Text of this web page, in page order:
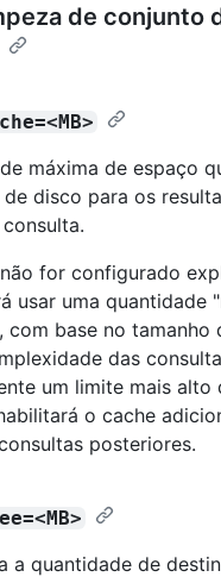
de conjunto
máxima de espaço
disco para os
for configurado
usar uma quantidade
com base no tamanho
das
um limite mais alto
o cache
posteriores.
a quantidade de